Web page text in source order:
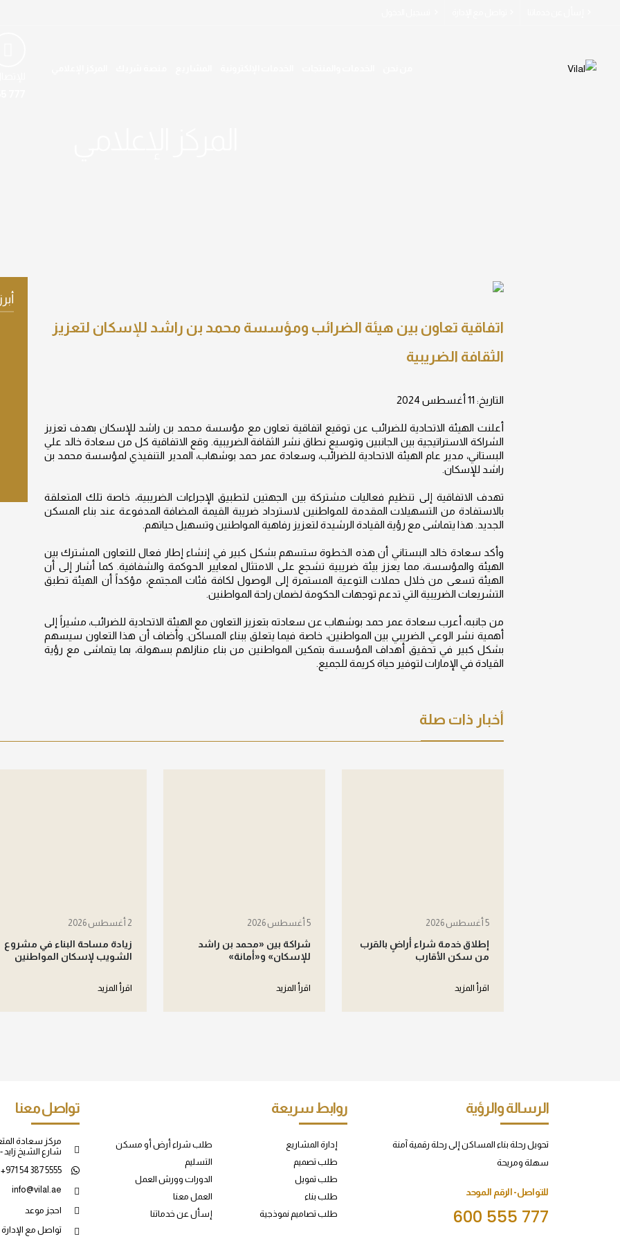
اتفاقية تعاون بين هيئة الضرائب ومؤسسة محمد بن راشد للإسكان لتعزيز
الثقافة الضريبية
التاريخ: 11 أغسطس 2024
أعلنت الهيئة الاتحادية للضرائب عن توقيع اتفاقية تعاون مع مؤسسة محمد بن راشد للإسكان بهدف تعزيز
الشراكة الاستراتيجية بين الجانبين وتوسيع نطاق نشر الثقافة الضريبية. وقع الاتفاقية كل من سعادة خالد علي
البستاني، مدير عام الهيئة الاتحادية للضرائب، وسعادة عمر حمد بوشهاب، المدير التنفيذي لمؤسسة محمد بن
راشد للإسكان.
تهدف الاتفاقية إلى تنظيم فعاليات مشتركة بين الجهتين لتطبيق الإجراءات الضريبية، خاصة تلك المتعلقة
بالاستفادة من التسهيلات المقدمة للمواطنين لاسترداد ضريبة القيمة المضافة المدفوعة عند بناء المسكن
الجديد. هذا يتماشى مع رؤية القيادة الرشيدة لتعزيز رفاهية المواطنين وتسهيل حياتهم.
وأكد سعادة خالد البستاني أن هذه الخطوة ستسهم بشكل كبير في إنشاء إطار فعال للتعاون المشترك بين
الهيئة والمؤسسة، مما يعزز بيئة ضريبية تشجع على الامتثال لمعايير الحوكمة والشفافية. كما أشار إلى أن
الهيئة تسعى من خلال حملات التوعية المستمرة إلى الوصول لكافة فئات المجتمع، مؤكداً أن الهيئة تطبق
التشريعات الضريبية التي تدعم توجهات الحكومة لضمان راحة المواطنين.
من جانبه، أعرب سعادة عمر حمد بوشهاب عن سعادته بتعزيز التعاون مع الهيئة الاتحادية للضرائب، مشيراً إلى
أهمية نشر الوعي الضريبي بين المواطنين، خاصة فيما يتعلق ببناء المساكن. وأضاف أن هذا التعاون سيسهم
بشكل كبير في تحقيق أهداف المؤسسة بتمكين المواطنين من بناء منازلهم بسهولة، بما يتماشى مع رؤية
القيادة في الإمارات لتوفير حياة كريمة للجميع.
أخبار ذات صلة
5 أغسطس 2026
إطلاق خدمة شراء أراضٍ بالقرب
من سكن الأقارب
اقرأ المزيد
5 أغسطس 2026
شراكة بين «محمد بن راشد
للإسكان» و«أمانة»
اقرأ المزيد
2 أغسطس 2026
زيادة مساحة البناء في مشروع
الشويب لإسكان المواطنين
اقرأ المزيد
الرسالة والرؤية
تحويل رحلة بناء المساكن إلى رحلة رقمية آمنة
سهلة ومريحة
للتواصل- الرقم الموحد
600 555 777
روابط سريعة
إدارة المشاريع
طلب تصميم
طلب تمويل
طلب بناء
طلب تصاميم نموذجية
طلب شراء أرض أو مسكن
التسليم
الدورات وورش العمل
العمل معنا
إسأل عن خدماتنا
تواصل معنا
مركز سعادة
شارع الشيخ زايد -
+971 54 387 5555
info@vilal.ae
احجز موعد
تواصل مع الإدارة